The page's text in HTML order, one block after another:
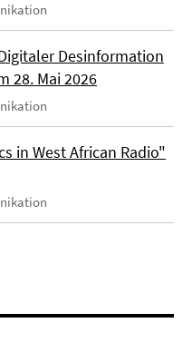
Desinformation
28. Mai 2026
in West African Radio"